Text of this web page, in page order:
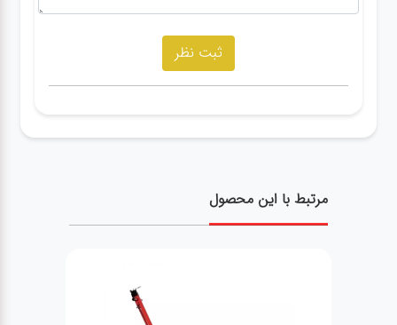
مرتبط با این محصول